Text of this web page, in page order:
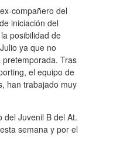
compañero del
iniciación del
posibilidad de
ya que no
Tras
el equipo de
han trabajado muy
del Juvenil B del At.
semana y por el